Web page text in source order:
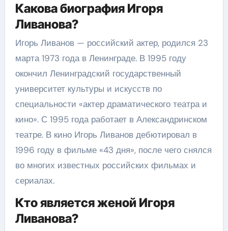
Какова биография Игоря
Ливанова?
Игорь Ливанов — российский актер, родился 23
марта 1973 года в Ленинграде. В 1995 году
окончил Ленинградский государственный
университет культуры и искусств по
специальности «актер драматического театра и
кино». С 1995 года работает в Александринском
театре. В кино Игорь Ливанов дебютировал в
1996 году в фильме «43 дня», после чего снялся
во многих известных российских фильмах и
сериалах.
Кто является женой Игоря
Ливанова?